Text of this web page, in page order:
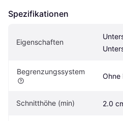
Spezifikationen
Eigen­schaften
Begrenzungssystem
Ohne
Schnitthöhe (min) 2.0